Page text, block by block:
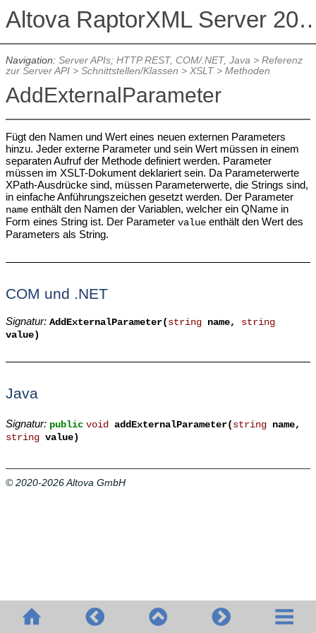
Altova
Navigation: Server APIs; HTTP REST, COM/.NET, Java> Referenz
zur Server API> Schnittstellen/Klassen > XSLT> Methoden
AddExternalParameter
Fügt den Namen und Wert eines neuen externen Parameters
hinzu. Jeder externe Parameter und sein Wert müssen in einem
separaten Aufruf der Methode definiert werden. Parameter
müssen im XSLT-Dokument deklariert sein. Da Parameterwerte
XPath-Ausdrücke sind, müssen Parameterwerte, die Strings sind,
in einfache Anführungszeichen gesetzt werden. Der Parameter
nameenthält den Namen der Variablen, welcher ein QName in
Form eines String ist. Der Parameter valueenthält den Wert des
Parameters als String.
COM und .NET
Signatur: AddExternalParameter( stringname, string
value)
Java
Signatur: public void addExternalParameter( stringname,
stringvalue)
© 2020-2026 Altova GmbH